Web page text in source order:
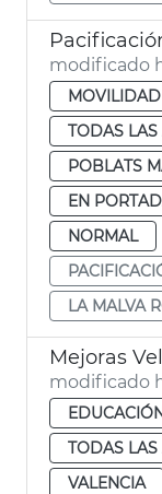
modificado
MOVILIDAD
TODAS
POBLATS
EN
NORMAL
LA MALVA
Mejoras
modificado
TODAS
VALENCIA